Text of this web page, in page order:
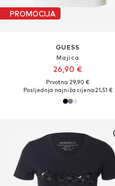
PROMOCIJA
GUESS
Majica
26,90 €
Prvotno: 29,90 €
Posljednja najniža cijena:21,51 €